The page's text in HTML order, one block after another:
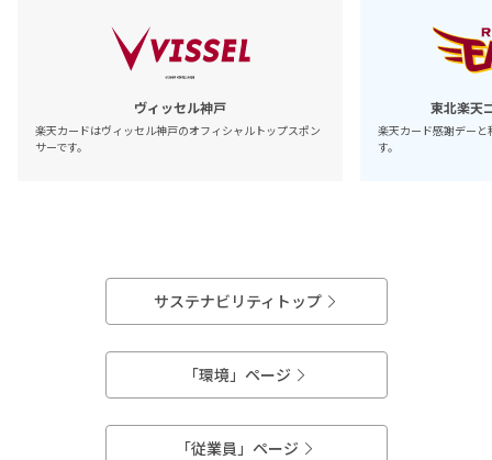
ヴィッセル神戸
楽天カードはヴィッセル神戸のオフィシャルトップスポン
サーです。
東北楽天
楽天カード感謝デー
す。
サステナビリティトップ
「環境」ページ
「従業員」ページ